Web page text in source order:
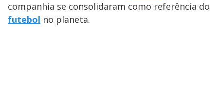
companhia se consolidaram como referência do
futebol no planeta.